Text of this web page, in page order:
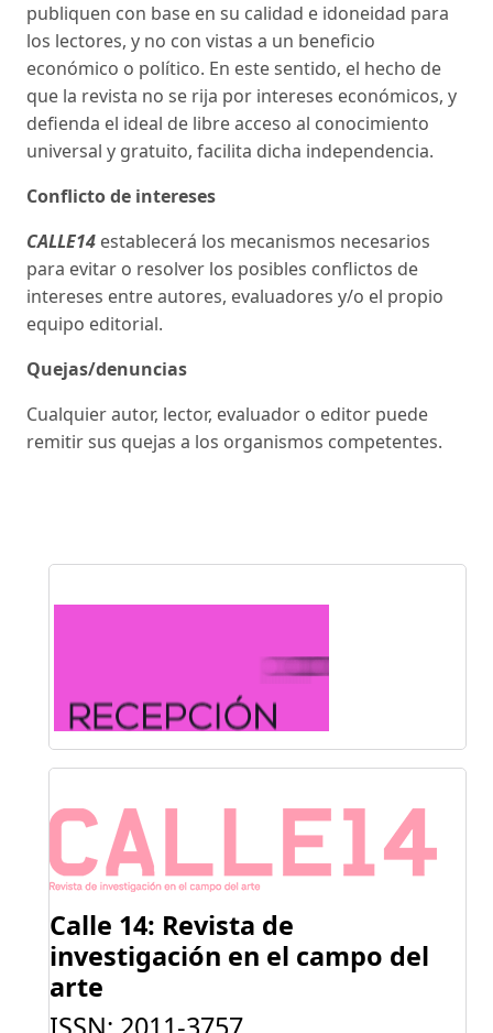
publiquen con base en su calidad e idoneidad para
los lectores, y no con vistas a un beneficio
económico o político. En este sentido, el hecho de
que la revista no se rija por intereses económicos, y
defienda el ideal de libre acceso al conocimiento
universal y gratuito, facilita dicha independencia.
Conflicto de intereses
CALLE14 establecerá los mecanismos necesarios
para evitar o resolver los posibles conflictos de
intereses entre autores, evaluadores y/o el propio
equipo editorial.
Quejas/denuncias
Cualquier autor, lector, evaluador o editor puede
remitir sus quejas a los organismos competentes.
Calle 14: Revista de
investigación en el campo del
arte